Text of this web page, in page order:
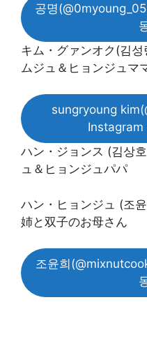
공명
キム・グァンオク(김
ムジュ＆ヒョンジュマ
sungryoung
Instagram
ハン・ジョンス (김상
ュ＆ヒョンジュパパ
ハン・ヒョンジュ (조
姉と双子のお母さん
조윤희